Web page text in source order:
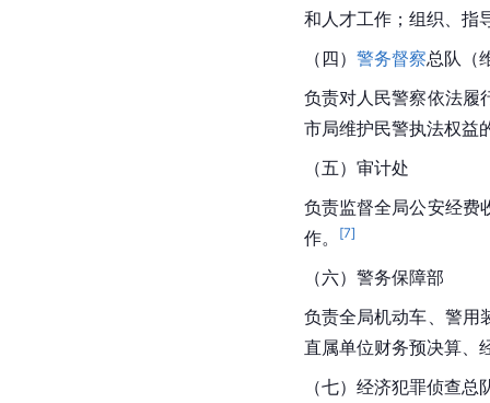
和人才工作；组织、指
（四） 警务督察总队（
负责对人民警察依法履
市局维护民警执法权益
（五）审计处
负责监督全局公安经费
作。
[7]
（六）警务保障部
负责全局机动车、警用
直属单位财务预决算、
（七）经济犯罪侦查总